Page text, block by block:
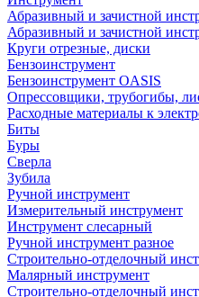
Абразивный и зачистной
Абразивный и зачистной
Круги отрезные, диски
Бензоинструмент
Бензоинструмент OASIS
Опрессовщики, трубогибы,
Расходные материалы к
Биты
Буры
Сверла
Зубила
Ручной инструмент
Измерительный инструмент
Инструмент слесарный
Ручной инструмент разное
Строительно-отделочный
Малярный инструмент
Строительно-отделочный